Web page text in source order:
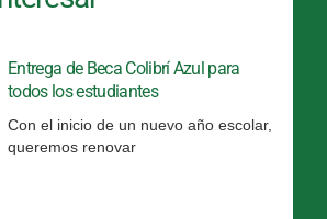
Entrega de Beca Colibrí Azul para
todos los estudiantes
Con el inicio de un nuevo año escolar,
queremos renovar